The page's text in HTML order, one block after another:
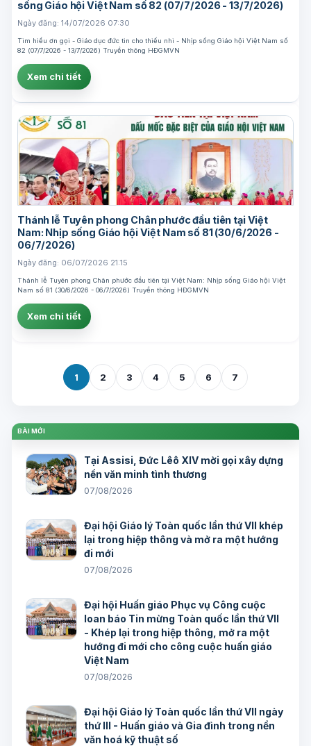
sống Giáo hội Việt Nam số 82 (07/7/2026 - 13/7/2026)
Ngày đăng: 14/07/2026 07:30
Tìm hiểu ơn gọi - Giáo dục đức tin cho thiếu nhi - Nhịp sống Giáo hội Việt Nam số
82 (07/7/2026 - 13/7/2026) Truyền thông HĐGMVN
Xem chi tiết
Thánh lễ Tuyên phong Chân phước đầu tiên tại Việt
Nam: Nhịp sống Giáo hội Việt Nam số 81 (30/6/2026 -
06/7/2026)
Ngày đăng: 06/07/2026 21:15
Thánh lễ Tuyên phong Chân phước đầu tiên tại Việt Nam: Nhịp sống Giáo hội Việt
Nam số 81 (30/6/2026 - 06/7/2026) Truyền thông HĐGMVN
Xem chi tiết
1 2 3 4 5 6 7
BÀI MỚI
Tại Assisi, Đức Lêô XIV mời gọi xây dựng
nền văn minh tình thương
07/08/2026
Đại hội Giáo lý Toàn quốc lần thứ VII khép
lại trong hiệp thông và mở ra một hướng
đi mới
07/08/2026
Đại hội Huấn giáo Phục vụ Công cuộc
loan báo Tin mừng Toàn quốc lần thứ VII
- Khép lại trong hiệp thông, mở ra một
hướng đi mới cho công cuộc huấn giáo
Việt Nam
07/08/2026
Đại hội Giáo lý Toàn quốc lần thứ VII ngày
thứ III - Huấn giáo và Gia đình trong nền
văn hoá kỹ thuật số